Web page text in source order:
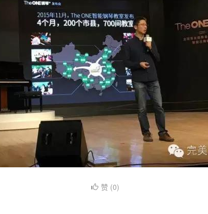
赞 (0)